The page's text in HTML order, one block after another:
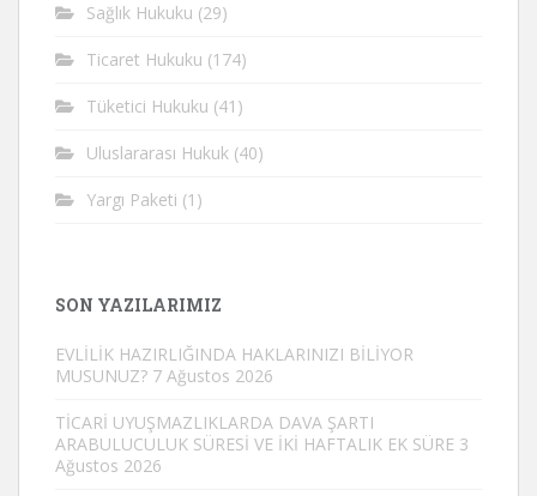
Sağlık Hukuku (29)
Ticaret Hukuku (174)
Tüketici Hukuku (41)
Uluslararası Hukuk (40)
Yargı Paketi (1)
SON YAZILARIMIZ
EVLİLİK HAZIRLIĞINDA HAKLARINIZI BİLİYOR
MUSUNUZ? 7 Ağustos 2026
TİCARİ UYUŞMAZLIKLARDA DAVA ŞARTI
ARABULUCULUK SÜRESİ VE İKİ HAFTALIK EK SÜRE 3
Ağustos 2026